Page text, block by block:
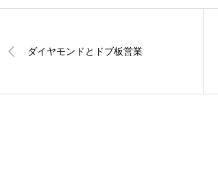
ダイヤモンドとドブ板営業